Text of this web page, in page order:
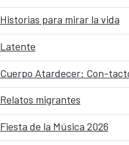
Historias para mirar la vida
Latente
Cuerpo Atardecer: Con-
Relatos migrantes
Fiesta de la Música 2026